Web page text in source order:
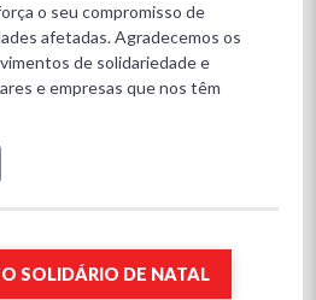
o seu compromisso de
afetadas. Agradecemos os
de solidariedade e
e empresas que nos têm
SOLIDÁRIO DE NATAL